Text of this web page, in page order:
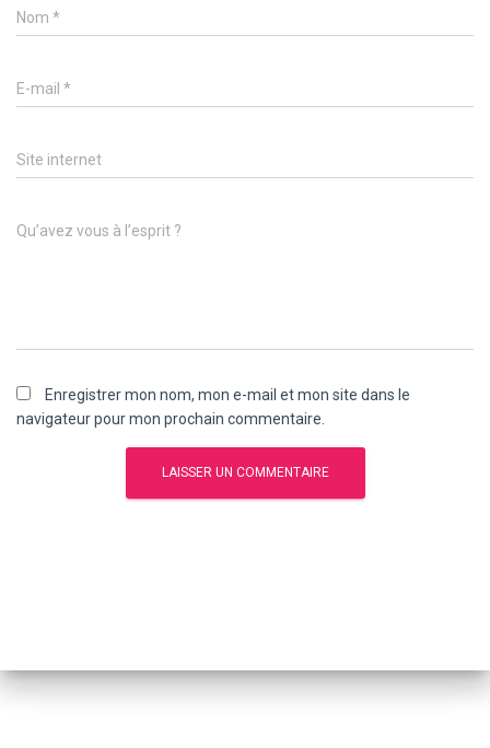
Nom *
E-mail *
Site internet
Qu’avez vous à l’esprit ?
Enregistrer mon nom, mon e-mail et mon site dans le
navigateur pour mon prochain commentaire.